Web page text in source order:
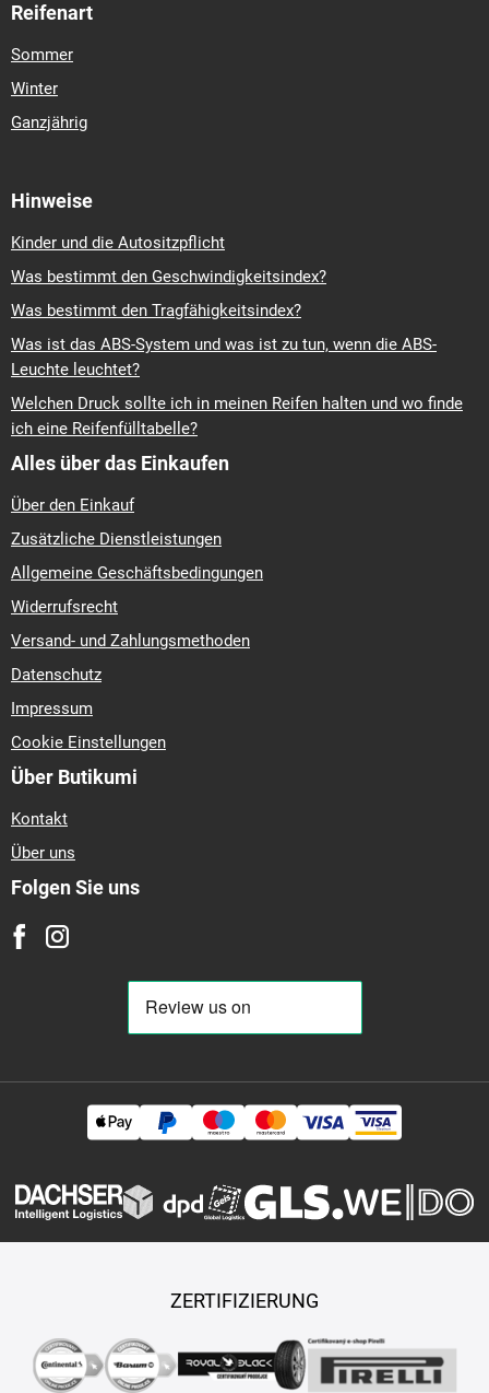
Reifenart
Sommer
Winter
Ganzjährig
Hinweise
Kinder und die Autositzpflicht
Was bestimmt den Geschwindigkeitsindex?
Was bestimmt den Tragfähigkeitsindex?
Was ist das ABS-System und was ist zu tun, wenn die ABS-
Leuchte leuchtet?
Welchen Druck sollte ich in meinen Reifen halten und wo finde
ich eine Reifenfülltabelle?
Alles über das Einkaufen
Über den Einkauf
Zusätzliche Dienstleistungen
Allgemeine Geschäftsbedingungen
Widerrufsrecht
Versand- und Zahlungsmethoden
Datenschutz
Impressum
Cookie Einstellungen
Über Butikumi
Kontakt
Über uns
Folgen Sie uns
ZERTIFIZIERUNG